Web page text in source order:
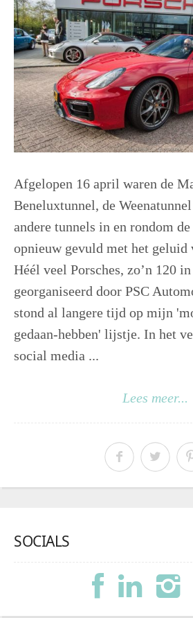
Afgelopen 16 april waren de
Beneluxtunnel, de
andere tunnels in en rondom de
opnieuw gevuld met het geluid
Héél veel Porsches, zo’n 120
georganiseerd door PSC
stond al langere tijd op mijn
gedaan-hebben' lijstje. In het
social media ...
Lees meer...
SOCIALS